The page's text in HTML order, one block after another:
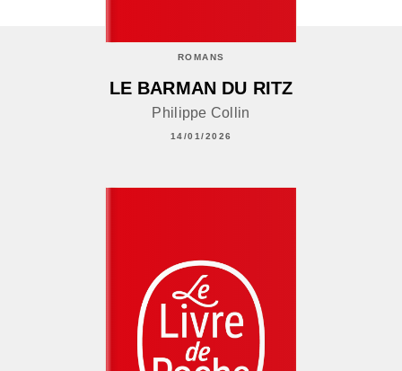
ROMANS
LE BARMAN DU RITZ
Philippe Collin
14/01/2026